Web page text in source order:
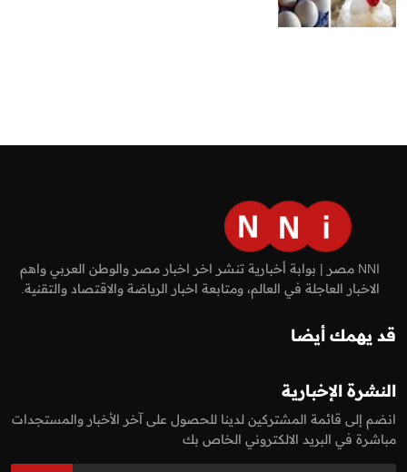
NNI مصر | بوابة أخبارية تنشر اخر اخبار مصر والوطن العربي واهم
الاخبار العاجلة في العالم، ومتابعة اخبار الرياضة والاقتصاد والتقنية.
قد يهمك أيضا
النشرة الإخبارية
انضم إلى قائمة المشتركين لدينا للحصول على آخر الأخبار والمستجدات
مباشرة في البريد الالكتروني الخاص بك